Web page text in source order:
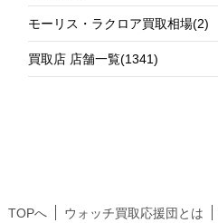
モーリス・ラクロア買取相場(2)
買取店 店舗一覧(1341)
TOPへ ウォッチ買取応援団とは